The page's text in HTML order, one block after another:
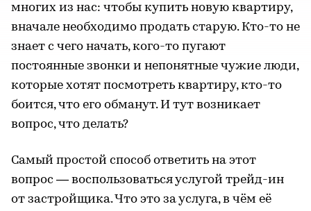
многих из нас: чтобы купить новую квартиру,
вначале необходимо продать старую. Кто-то не
знает с чего начать, кого-то пугают
постоянные звонки и непонятные чужие люди,
которые хотят посмотреть квартиру, кто-то
боится, что его обманут. И тут возникает
вопрос, что делать?
Самый простой способ ответить на этот
вопрос — воспользоваться услугой трейд-ин
от застройщика. Что это за услуга, в чём её